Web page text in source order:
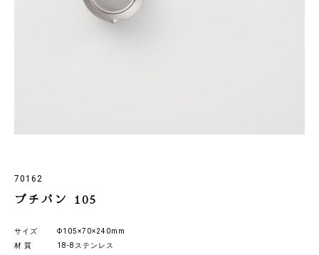
70162
プチパン 105
サイズ
Φ105×70×240mm
材 質
18-8ステンレス